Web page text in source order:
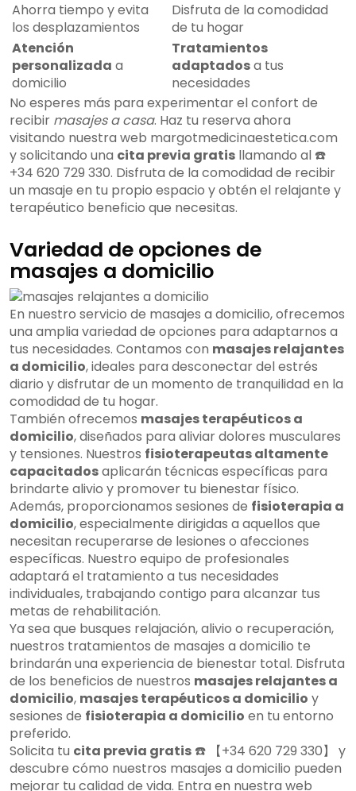
Ahorra tiempo y evita
los desplazamientos
Disfruta de la comodidad
de tu hogar
Atención
personalizada a
domicilio
Tratamientos
adaptadosa tus
necesidades
No esperes más para experimentar el confort de
recibir masajes a casa. Haz tu reserva ahora
visitando nuestra web margotmedicinaestetica.com
y solicitando una cita previa gratis llamando al ☎️
+34 620 729 330. Disfruta de la comodidad de recibir
un masaje en tu propio espacio y obtén el relajante y
terapéutico beneficio que necesitas.
Variedad de opciones de
masajes a domicilio
En nuestro servicio de masajes a domicilio, ofrecemos
una amplia variedad de opciones para adaptarnos a
tus necesidades. Contamos con masajes relajantes
a domicilio, ideales para desconectar del estrés
diario y disfrutar de un momento de tranquilidad en la
comodidad de tu hogar.
También ofrecemos masajes terapéuticos a
domicilio, diseñados para aliviar dolores musculares
y tensiones. Nuestros fisioterapeutas altamente
capacitadosaplicarán técnicas específicas para
brindarte alivio y promover tu bienestar físico.
Además, proporcionamos sesiones de fisioterapia a
domicilio, especialmente dirigidas a aquellos que
necesitan recuperarse de lesiones o afecciones
específicas. Nuestro equipo de profesionales
adaptará el tratamiento a tus necesidades
individuales, trabajando contigo para alcanzar tus
metas de rehabilitación.
Ya sea que busques relajación, alivio o recuperación,
nuestros tratamientos de masajes a domicilio te
brindarán una experiencia de bienestar total. Disfruta
de los beneficios de nuestros masajes relajantes a
domicilio, masajes terapéuticos a domicilio y
sesiones de fisioterapia a domicilio en tu entorno
preferido.
Solicita tu cita previa gratis ☎️ 【+34 620 729 330】 y
descubre cómo nuestros masajes a domicilio pueden
mejorar tu calidad de vida. Entra en nuestra web